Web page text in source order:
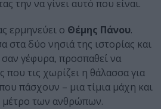
την να γίνει αυτό που είναι.
ερμηνεύει ο Θέμης Πάνου.
στα δύο νησιά της ιστορίας και
γέφυρα, προσπαθεί να
που τις χωρίζει η θάλασσα για
πάσχουν – μια τίμια μάχη και
μέτρο των ανθρώπων.